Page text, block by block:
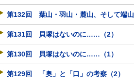
第132回 葉山・羽山・麓山、そして端山
第131回 貝塚はないのに……（2）
第130回 貝塚はないのに……（1）
第129回 「奥」と「口」の考察（2）